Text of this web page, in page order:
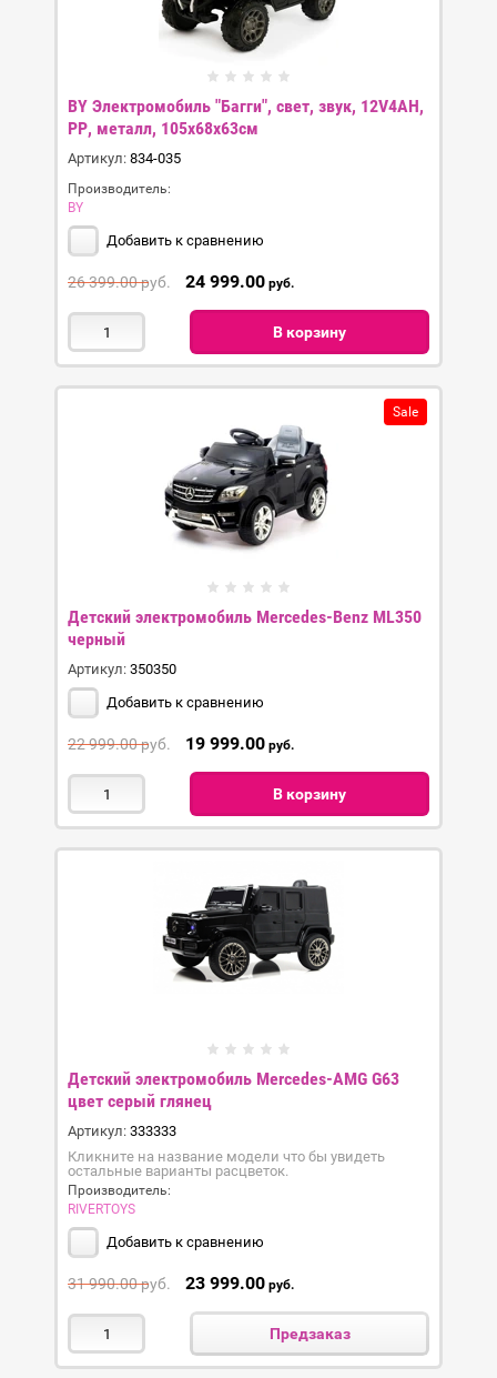
BY Электромобиль "Багги", свет, звук, 12V4AH,
PP, металл, 105x68x63см
Артикул: 834-035
Производитель:
BY
Добавить к сравнению
26 399.00руб. 24 999.00 руб.
В корзину
Sale
Детский электромобиль Mercedes-Benz ML350
черный
Артикул: 350350
Добавить к сравнению
22 999.00руб. 19 999.00 руб.
В корзину
Детский электромобиль Mercedes-AMG G63
цвет серый глянец
Артикул: 333333
Кликните на название модели что бы увидеть
остальные варианты расцветок.
Производитель:
RIVERTOYS
Добавить к сравнению
31 990.00руб. 23 999.00 руб.
Предзаказ